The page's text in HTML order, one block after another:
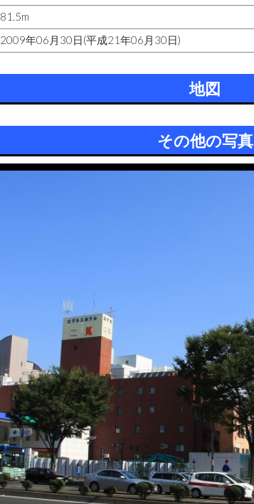
81.5m
2009年06月30日(平成21年06月30日)
地図
その他の写真